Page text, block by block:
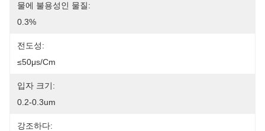
물에 불용성인 물질:
0.3%
전도성:
≤50μs/cm
입자 크기:
0.2-0.3um
강조하다: